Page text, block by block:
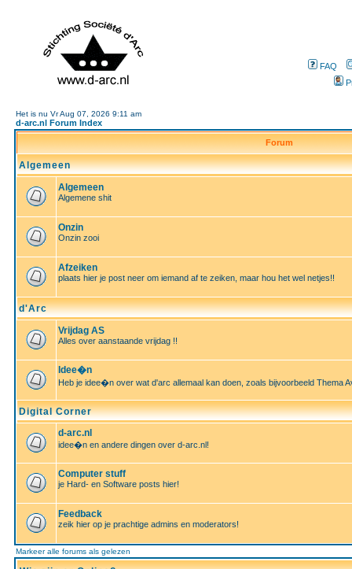
FAQ
Het is nu Vr Aug 07, 2026 9:11 am
d-arc.nl Forum Index
Forum
Algemeen
Algemeen
Algemene shit
Onzin
Onzin zooi
Afzeiken
plaats hier je post neer om iemand af te zeiken, maar hou het wel netjes!!
d'Arc
Vrijdag AS
Alles over aanstaande vrijdag !!
Idee�n
Heb je idee�n over wat d'arc allemaal kan doen, zoals bijvoorbeeld Thema
Digital Corner
d-arc.nl
idee�n en andere dingen over d-arc.nl!
Computer stuff
je Hard- en Software posts hier!
Feedback
zeik hier op je prachtige admins en moderators!
Markeer alle forums als gelezen